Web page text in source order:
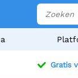
Gratis